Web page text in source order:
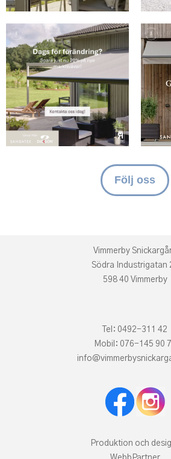
Följ oss
Vimmerby
Södra Industrigatan
598 40 Vimmerby
Tel: 0492-311 42
Mobil: 076-145 90
Produktion och